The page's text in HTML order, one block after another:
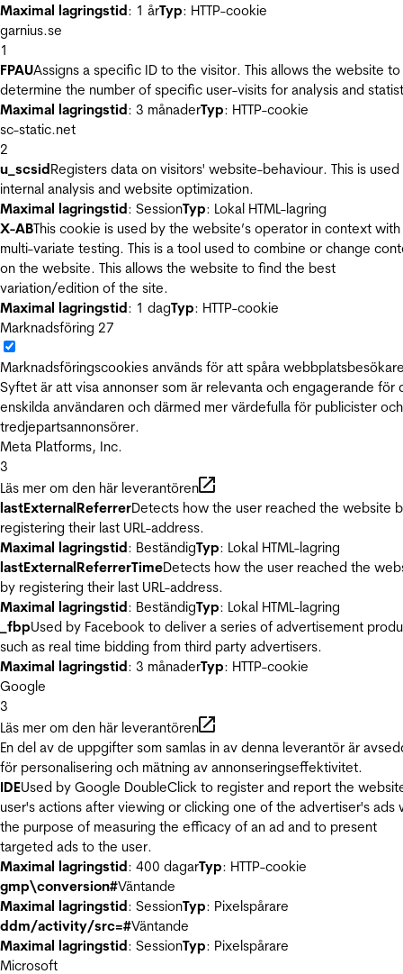
Maximal lagringstid: 1 årTyp: HTTP-cookie
garnius.se
1
FPAUAssigns a specific ID to the visitor. This allows the website to
determine the number of specific user-visits for analysis and
Maximal lagringstid: 3 månaderTyp: HTTP-cookie
sc-static.net
2
u_scsidRegisters data on visitors' website-behaviour. This is
internal analysis and website optimization.
Maximal lagringstid: SessionTyp: Lokal HTML-lagring
X-ABThis cookie is used by the website’s operator in context with
multi-variate testing. This is a tool used to combine or change
on the website. This allows the website to find the best
variation/edition of the site.
Maximal lagringstid: 1 dagTyp: HTTP-cookie
Marknadsföring 27
Marknadsföringscookies används för att spåra
Syftet är att visa annonser som är relevanta och engagerande för
enskilda användaren och därmed mer värdefulla för publicister och
tredjepartsannonsörer.
Meta Platforms, Inc.
3
Läs mer om den här leverantören
lastExternalReferrerDetects how the user reached the website
registering their last URL-address.
Maximal lagringstid: BeständigTyp: Lokal HTML-lagring
lastExternalReferrerTimeDetects how the user reached the
by registering their last URL-address.
Maximal lagringstid: BeständigTyp: Lokal HTML-lagring
_fbpUsed by Facebook to deliver a series of advertisement
such as real time bidding from third party advertisers.
Maximal lagringstid: 3 månaderTyp: HTTP-cookie
Google
3
Läs mer om den här leverantören
En del av de uppgifter som samlas in av denna leverantör är
för personalisering och mätning av annonseringseffektivitet.
IDEUsed by Google DoubleClick to register and report the
user's actions after viewing or clicking one of the advertiser's ads
the purpose of measuring the efficacy of an ad and to present
targeted ads to the user.
Maximal lagringstid: 400 dagarTyp: HTTP-cookie
gmp\conversion#Väntande
Maximal lagringstid: SessionTyp: Pixelspårare
ddm/activity/src=#Väntande
Maximal lagringstid: SessionTyp: Pixelspårare
Microsoft